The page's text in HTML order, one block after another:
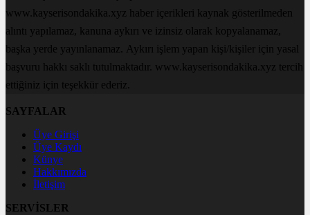
www.kayserisondakika.xyz haber içerikleri kaynak gösterilmeden
alıntı yapılamaz, kanuna aykırı ve izinsiz olarak kopyalanamaz,
başka yerde yayınlanamaz. Aykırı işlem yapan kişi/kişiler için yasal
başvuru hakkı saklı tutulmaktadır. www.kayserisondakika.xyz tercih
ettiğiniz için teşekkür ederiz.
SAYFALAR
Üye Girişi
Üye Kaydı
Künye
Hakkımızda
İletişim
SERVİSLER